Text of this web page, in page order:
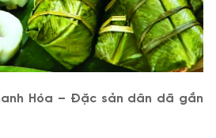
Hóa – Đặc sản dân dã gắn